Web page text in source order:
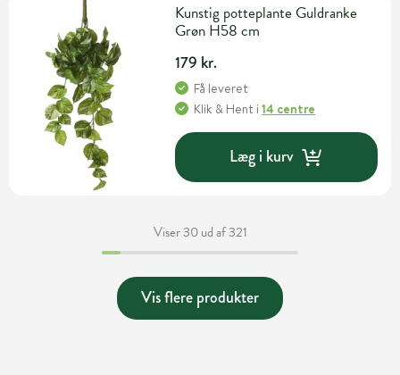
Kunstig potteplante Guldranke
Grøn H58 cm
179 kr.
Få leveret
Klik & Hent i14 centre
Læg i kurv
Viser 30 ud af 321
Vis flere produkter